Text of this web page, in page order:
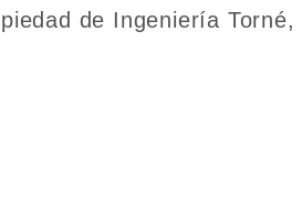
de Ingeniería Torné,